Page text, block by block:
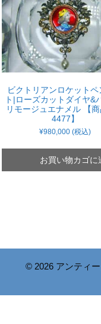
ビクトリアンロケットペ
ト|ローズカットダイヤ&
リモージュエナメル 【
4477】
¥980,000 (税込)
お買い物カゴに
© 2026 アンティ